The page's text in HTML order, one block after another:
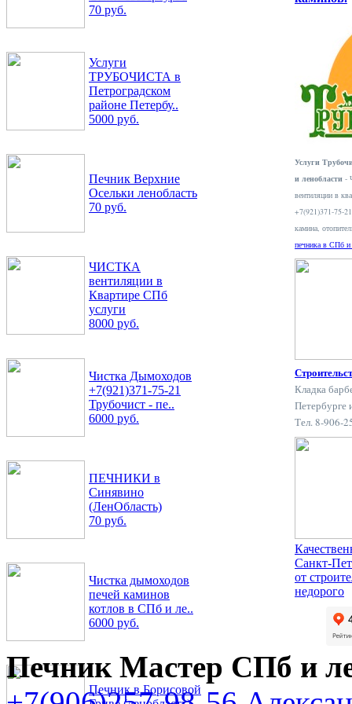
70 руб.
Услуги
ТРУБОЧИСТА в
Петроградском
районе Петербу..
5000 руб.
Печник Верхние
Осельки ленобласть
70 руб.
ЧИСТКА
вентиляции в
Квартире СПб
услуги
8000 руб.
Чистка Дымоходов
+7(921)371-75-21
Трубочист - пе..
6000 руб.
ПЕЧНИКИ в
Синявино
(ЛенОбласть)
70 руб.
Чистка дымоходов
печей каминов
котлов в СПб и ле..
6000 руб.
Печник в Борисовой
Услуги
и ленобласти -
вентиляции в
+7(921)371-75-
камина,
печника в СПб и
Кладка
Петербурге
Тел. 8-906-
Санкт-
от
недорого
Печник Мастер СПб и